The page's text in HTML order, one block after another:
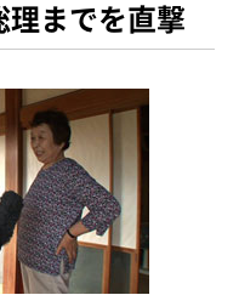
理までを直撃